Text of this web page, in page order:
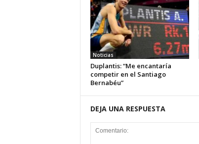
Noticias
Duplantis: “Me encantaría
competir en el Santiago
Bernabéu”
DEJA UNA RESPUESTA